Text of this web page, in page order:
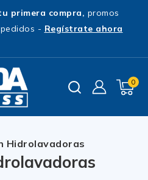
primera compra, promos
- Regístrate ahora
0
Hidrolavadoras